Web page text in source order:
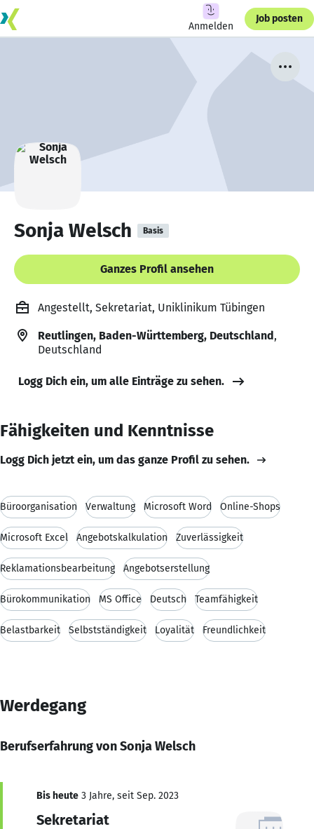
Anmelden
Job posten
Sonja Welsch Basis
Ganzes Profil ansehen
Angestellt, Sekretariat, Uniklinikum Tübingen
Reutlingen, Baden-Württemberg, Deutschland,
Deutschland
Logg Dich ein, um alle Einträge zu sehen.
Fähigkeiten und Kenntnisse
Logg Dich jetzt ein, um das ganze Profil zu sehen.
Büroorganisation Verwaltung Microsoft Word Online-Shops
Microsoft Excel Angebotskalkulation Zuverlässigkeit
Reklamationsbearbeitung Angebotserstellung
Bürokommunikation MS Office Deutsch Teamfähigkeit
Belastbarkeit Selbstständigkeit Loyalität Freundlichkeit
Werdegang
Berufserfahrung von Sonja Welsch
Bis heute 3 Jahre, seit Sep. 2023
Sekretariat